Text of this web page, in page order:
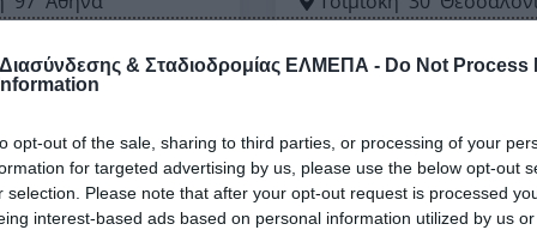
Διασύνδεσης & Σταδιοδρομίας ΕΛΜΕΠΑ - Do Not Process
opt-out of the sale, sharing to third parties, or processing of your
for targeted advertising by us, please use the below opt-out
selection. Please note that after your opt-out request is processed
interest-based ads based on personal information utilized by us
none11@example.gr
– 8 Επιχείρηση – 7